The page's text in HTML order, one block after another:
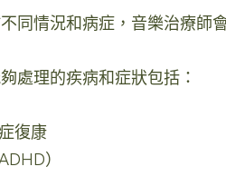
同情況和病症，音樂治療師
處理的疾病和症狀包括：
復康
）